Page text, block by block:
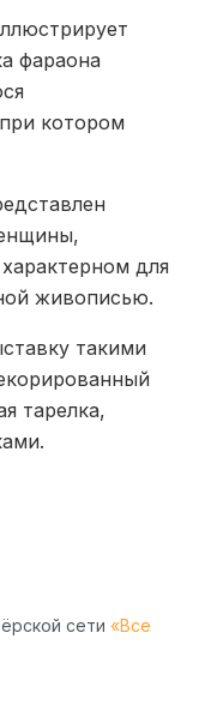
фараона
котором
для
живописью.
такими
тарелка,
сети «Все